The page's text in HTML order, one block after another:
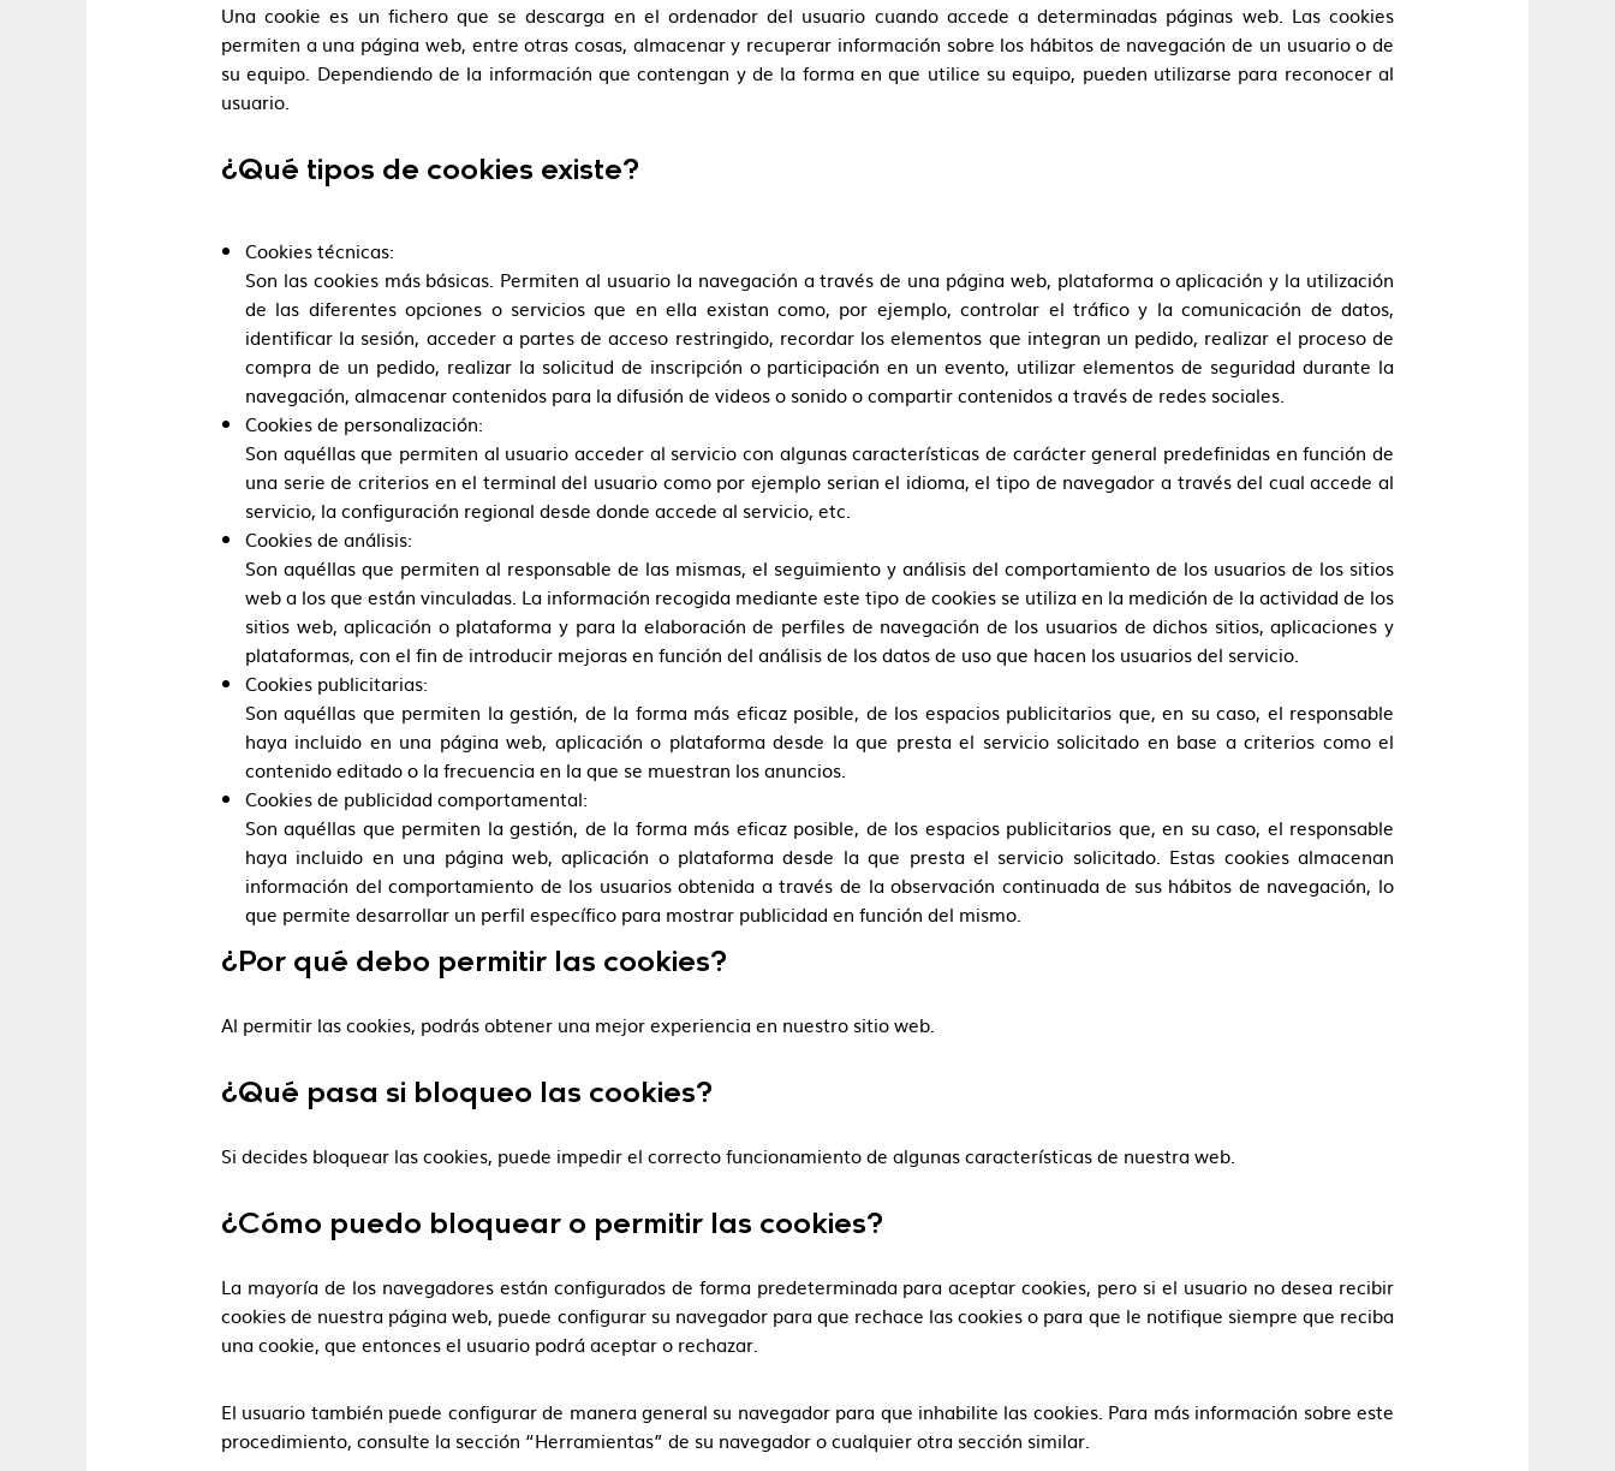
Una cookie es un fichero que se descarga en el ordenador del usuario cuando accede a determinadas páginas web. Las cookies
permiten a una página web, entre otras cosas, almacenar y recuperar información sobre los hábitos de navegación de un usuario o de
su equipo. Dependiendo de la información que contengan y de la forma en que utilice su equipo, pueden utilizarse para reconocer al
usuario.
¿Qué tipos de cookies existe?
Cookies técnicas:
Son las cookies más básicas. Permiten al usuario la navegación a través de una página web, plataforma o aplicación y la utilización
de las diferentes opciones o servicios que en ella existan como, por ejemplo, controlar el tráfico y la comunicación de datos,
identificar la sesión, acceder a partes de acceso restringido, recordar los elementos que integran un pedido, realizar el proceso de
compra de un pedido, realizar la solicitud de inscripción o participación en un evento, utilizar elementos de seguridad durante la
navegación, almacenar contenidos para la difusión de videos o sonido o compartir contenidos a través de redes sociales.
Cookies de personalización:
Son aquéllas que permiten al usuario acceder al servicio con algunas características de carácter general predefinidas en función de
una serie de criterios en el terminal del usuario como por ejemplo serian el idioma, el tipo de navegador a través del cual accede al
servicio, la configuración regional desde donde accede al servicio, etc.
Cookies de análisis:
Son aquéllas que permiten al responsable de las mismas, el seguimiento y análisis del comportamiento de los usuarios de los sitios
web a los que están vinculadas. La información recogida mediante este tipo de cookies se utiliza en la medición de la actividad de los
sitios web, aplicación o plataforma y para la elaboración de perfiles de navegación de los usuarios de dichos sitios, aplicaciones y
plataformas, con el fin de introducir mejoras en función del análisis de los datos de uso que hacen los usuarios del servicio.
Cookies publicitarias:
Son aquéllas que permiten la gestión, de la forma más eficaz posible, de los espacios publicitarios que, en su caso, el responsable
haya incluido en una página web, aplicación o plataforma desde la que presta el servicio solicitado en base a criterios como el
contenido editado o la frecuencia en la que se muestran los anuncios.
Cookies de publicidad comportamental:
Son aquéllas que permiten la gestión, de la forma más eficaz posible, de los espacios publicitarios que, en su caso, el responsable
haya incluido en una página web, aplicación o plataforma desde la que presta el servicio solicitado. Estas cookies almacenan
información del comportamiento de los usuarios obtenida a través de la observación continuada de sus hábitos de navegación, lo
que permite desarrollar un perfil específico para mostrar publicidad en función del mismo.
¿Por qué debo permitir las cookies?
Al permitir las cookies, podrás obtener una mejor experiencia en nuestro sitio web.
¿Qué pasa si bloqueo las cookies?
Si decides bloquear las cookies, puede impedir el correcto funcionamiento de algunas características de nuestra web.
¿Cómo puedo bloquear o permitir las cookies?
La mayoría de los navegadores están configurados de forma predeterminada para aceptar cookies, pero si el usuario no desea recibir
cookies de nuestra página web, puede configurar su navegador para que rechace las cookies o para que le notifique siempre que reciba
una cookie, que entonces el usuario podrá aceptar o rechazar.
El usuario también puede configurar de manera general su navegador para que inhabilite las cookies. Para más información sobre este
procedimiento, consulte la sección “Herramientas” de su navegador o cualquier otra sección similar.